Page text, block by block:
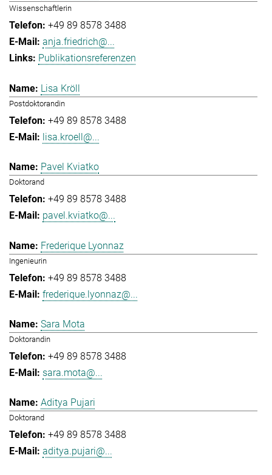
Wissenschaftlerin
+49 89 8578 3488
anja.friedrich@...
Publikationsreferenzen
Lisa Kröll
Postdoktorandin
+49 89 8578 3488
lisa.kroell@...
Pavel Kviatko
Doktorand
+49 89 8578 3488
pavel.kviatko@...
Frederique Lyonnaz
Ingenieurin
+49 89 8578 3488
frederique.lyonnaz@...
Sara Mota
Doktorandin
+49 89 8578 3488
sara.mota@...
Aditya Pujari
Doktorand
+49 89 8578 3488
aditya.pujari@...